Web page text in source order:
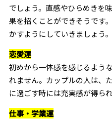
でしょう。直感やひらめきを
果を招くことができそうです
かすようにしていきましょう。
恋愛運
初めから一体感を感じるよう
れません。カップルの人は、
に過ごす時には充実感が得ら
仕事・学業運